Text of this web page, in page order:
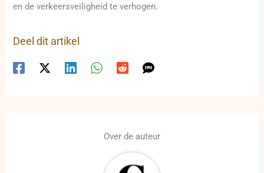
en de verkeersveiligheid te verhogen.
Deel dit artikel
Over de auteur